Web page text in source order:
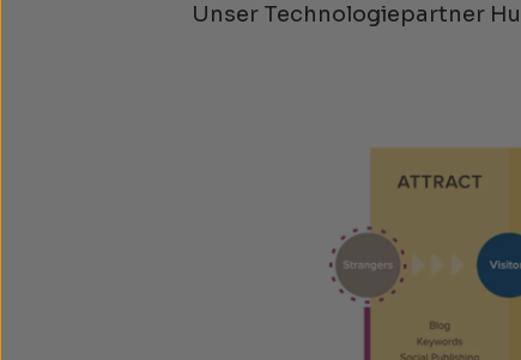
Unser Technologiepartner